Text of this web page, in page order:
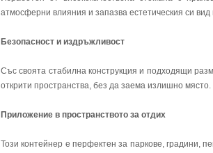
атмосферни влияния и запазва естетическия си вид
Безопасност и издръжливост
Със своята стабилна конструкция и подходящи
открити пространства, без да заема излишно място.
Приложение в пространството за отдих
Този контейнер е перфектен за паркове, градини,